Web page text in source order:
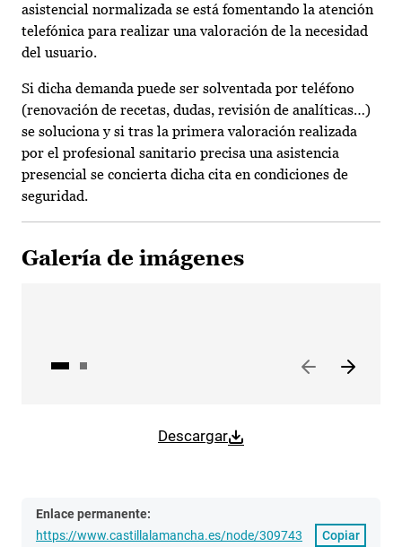
asistencial normalizada se está fomentando la atención
telefónica para realizar una valoración de la necesidad
del usuario.
Si dicha demanda puede ser solventada por teléfono
(renovación de recetas, dudas, revisión de analíticas…)
se soluciona y si tras la primera valoración realizada
por el profesional sanitario precisa una asistencia
presencial se concierta dicha cita en condiciones de
seguridad.
Galería de imágenes
Descargar
Enlace permanente:
https://www.castillalamancha.es/node/309743
Copiar